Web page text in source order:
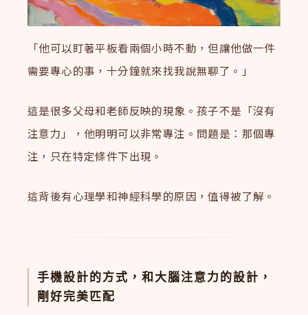
「他可以盯著平板看兩個小時不動，但讓他做一件
需要專心的事，十分鐘就來找我說無聊了。」
這是很多父母和老師反映的現象。孩子不是「沒有
注意力」，他明明可以非常專注。問題是：那個專
注，只在特定條件下出現。
這背後有心理學和神經科學的原因，值得被了解。
手機設計的方式，和大腦注意力的設計，
剛好完美匹配